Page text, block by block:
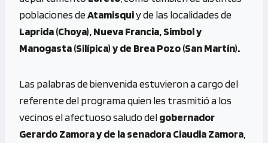
poblaciones deAtamisquiy de las localidades de
Laprida (Choya), Nueva Francia, Simbol y
Manogasta (Silípica) y de Brea Pozo (San Martín).
Las palabras de bienvenida estuvieron a cargo del
referente del programa quien les trasmitió a los
vecinos el afectuoso saludo delgobernador
Gerardo Zamora y de la senadora Claudia Zamora